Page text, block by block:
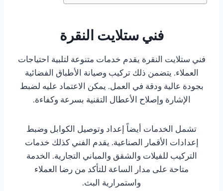
فني ستلايت النقرة
فني ستلايت النقرة يقدم خدمات متنوعة لتلبية احتياجات
العملاء. يتضمن ذلك تركيب وصيانة الأطباق الفضائية
بجودة عالية ودقة في العمل. يمكن الاعتماد عليه لضبط
الإشارة وإصلاح الأعطال التقنية بسرعة وكفاءة.
تشمل الخدمات أيضاً إعداد وتوصيل الكوابل وضبط
إعدادات الأقمار الصناعية. يقدم الفني كذلك خدمات
التركيب للفيلات والشقق والمباني التجارية. الخدمة
متاحة على مدار الساعة للتأكد من رضا العملاء
واستمرارية البث.